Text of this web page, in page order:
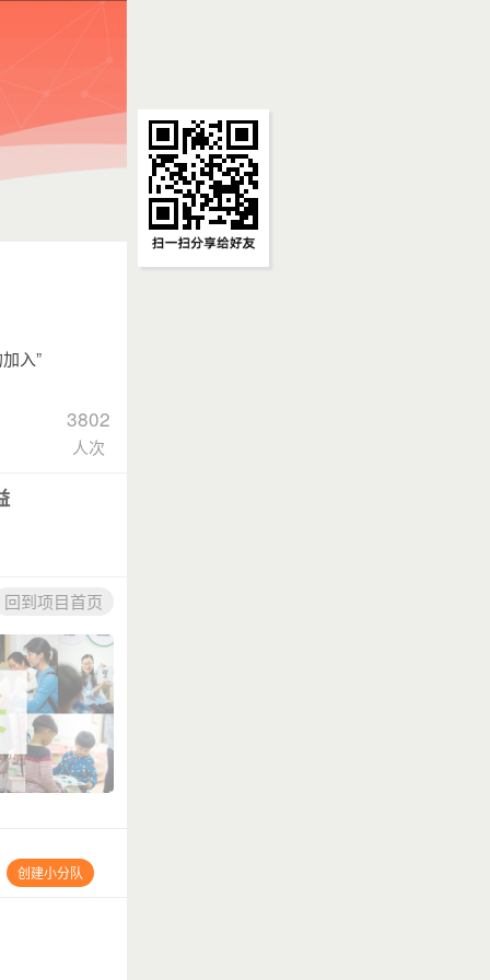
入”
3802
人次
回到项目首页
创建小分队